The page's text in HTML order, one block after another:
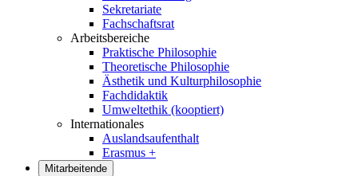
Sekretariate
Fachschaftsrat
Arbeitsbereiche
Praktische Philosophie
Theoretische Philosophie
Ästhetik und Kulturphilosophie
Fachdidaktik
Umweltethik (kooptiert)
Internationales
Auslandsaufenthalt
Erasmus +
Mitarbeitende